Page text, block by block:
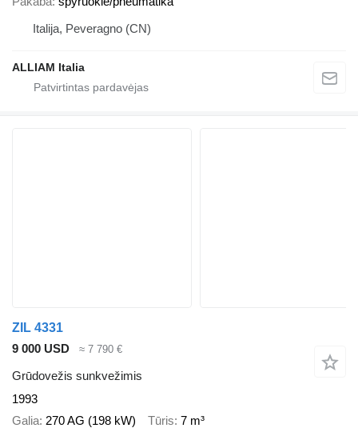
Italija, Peveragno (CN)
ALLIAM Italia
ZIL 4331
9 000 USD
≈ 7 790 €
Grūdovežis sunkvežimis
1993
Galia 270 AG (198 kW) Tūris 7 m³